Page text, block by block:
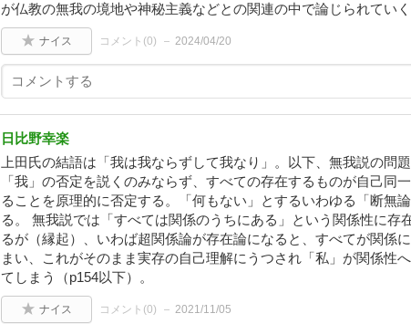
が仏教の無我の境地や神秘主義などとの関連の中で論じられていく
ナイス コメント(0) 2024/04/20
日比野幸楽
上田氏の結語は「我は我ならずして我なり」。以下、無我説の問
「我」の否定を説くのみならず、すべての存在するものが自己同
ることを原理的に否定する。「何もない」とするいわゆる「断無
る。 無我説では「すべては関係のうちにある」という関係性に存
るが（縁起）、いわば超関係論が存在論になると、すべてが関係
まい、これがそのまま実存の自己理解にうつされ「私」が関係性
てしまう（p154以下）。
ナイス コメント(0) 2021/11/05